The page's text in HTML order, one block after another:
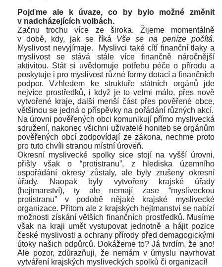
Pojďme ale k úvaze, co by bylo možné změnit
v nadcházejících volbách.
Začnu trochu více ze široka. Žijeme momentálně
v době, kdy, jak se říká Vše se na peníze počítá.
Myslivost nevyjímaje. Myslivci také cítí finanční tlaky a
myslivost se stává stále více finančně náročnější
aktivitou. Stát si uvědomuje potřebu péče o přírodu a
poskytuje i pro myslivost různé formy dotací a finančních
podpor. Vzhledem ke struktuře státních orgánů jde
nejvíce prostředků, i když je to velmi málo, přes nově
vytvořené kraje, další menší část přes pověřené obce,
většinou se jedná o příspěvky na pořádání různých akcí.
Na úrovni pověřených obci komunikují přímo myslivecká
družení, nakonec všichni uživatelé honiteb se orgánům
pověřených obcí zodpovídají ze zákona, nechme proto
pro tuto chvíli stranou místní úroveň.
Okresní myslivecké spolky sice stojí na vyšší úrovni,
přišly však o “protistranu”, z hlediska územního
uspořádání okresy zůstaly, ale byly zrušeny okresní
úřady. Naopak byly vytvořeny krajské úřady
(hejtmanství), ty ale nemají zase “mysliveckou
protistranu” v podobě nějaké krajské myslivecké
organizace. Přitom ale z krajských hejtmanství se nabízí
možnosti získání větších finančních prostředků. Musíme
však na kraji umět vystupovat jednotně a hájit pozice
české myslivosti a ochrany přírody před demagogickými
útoky našich odpůrců. Dokážeme to? Já tvrdím, že ano!
Ale pozor, zdůrazňuji, že nemám v úmyslu navrhovat
vytváření krajských mysliveckých spolků či organizací!